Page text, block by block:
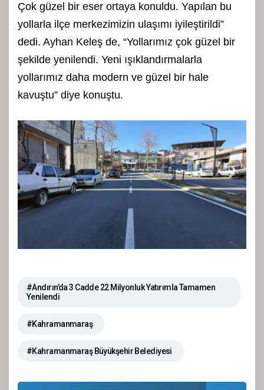
Çok güzel bir eser ortaya konuldu. Yapılan bu
yollarla ilçe merkezimizin ulaşımı iyileştirildi”
dedi. Ayhan Keleş de, “Yollarımız çok güzel bir
şekilde yenilendi. Yeni ışıklandırmalarla
yollarımız daha modern ve güzel bir hale
kavuştu” diye konuştu.
#Andırın’da 3 Cadde 22 Milyonluk Yatırımla Tamamen
Yenilendi
#Kahramanmaraş
#Kahramanmaraş Büyükşehir Belediyesi